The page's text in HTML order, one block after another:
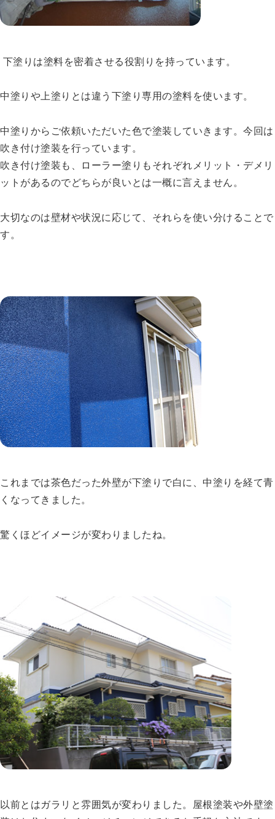
下塗りは塗料を密着させる役割りを持っています。
中塗りや上塗りとは違う下塗り専用の塗料を使います。
中塗りからご依頼いただいた色で塗装していきます。今回は
吹き付け塗装を行っています。
吹き付け塗装も、ローラー塗りもそれぞれメリット・デメリ
ットがあるのでどちらが良いとは一概に言えません。
大切なのは壁材や状況に応じて、それらを使い分けることで
す。
これまでは茶色だった外壁が下塗りで白に、中塗りを経て青
くなってきました。
驚くほどイメージが変わりましたね。
以前とはガラリと雰囲気が変わりました。屋根塗装や外壁塗